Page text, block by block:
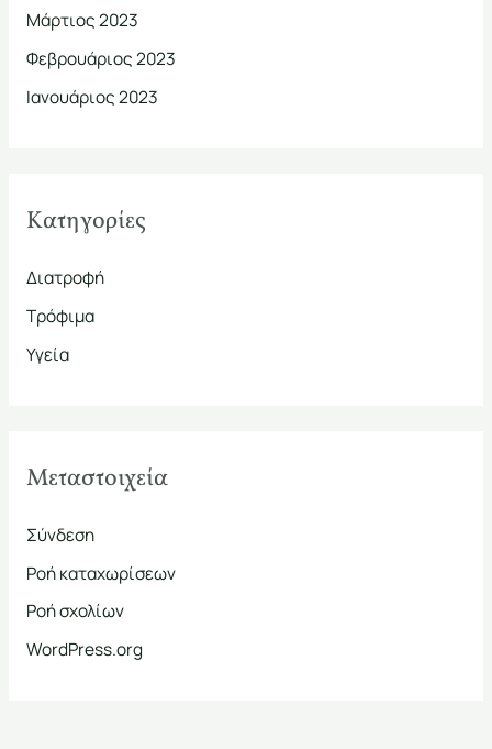
Μάρτιος 2023
Φεβρουάριος 2023
Ιανουάριος 2023
Kατηγορίες
Διατροφή
Τρόφιμα
Υγεία
Μεταστοιχεία
Σύνδεση
Ροή καταχωρίσεων
Ροή σχολίων
WordPress.org